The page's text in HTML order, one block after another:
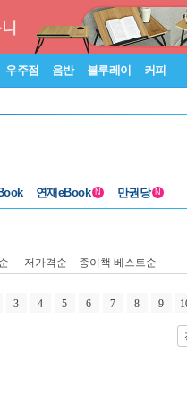
우주점 음반 블루레이 커피
연재eBook N 만권당 N
저가격순 종이책 베스트순
3 4 5 6 7 8 9